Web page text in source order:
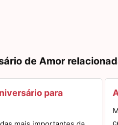
de Amor
para